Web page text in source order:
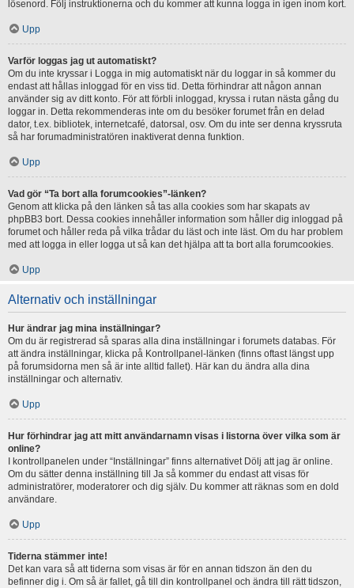
lösenord. Följ instruktionerna och du kommer att kunna logga in igen inom kort.
Upp
Varför loggas jag ut automatiskt?
Om du inte kryssar i Logga in mig automatiskt när du loggar in så kommer du
endast att hållas inloggad för en viss tid. Detta förhindrar att någon annan
använder sig av ditt konto. För att förbli inloggad, kryssa i rutan nästa gång du
loggar in. Detta rekommenderas inte om du besöker forumet från en delad
dator, t.ex. bibliotek, internetcafé, datorsal, osv. Om du inte ser denna kryssruta
så har forumadministratören inaktiverat denna funktion.
Upp
Vad gör “Ta bort alla forumcookies”-länken?
Genom att klicka på den länken så tas alla cookies som har skapats av
phpBB3 bort. Dessa cookies innehåller information som håller dig inloggad på
forumet och håller reda på vilka trådar du läst och inte läst. Om du har problem
med att logga in eller logga ut så kan det hjälpa att ta bort alla forumcookies.
Upp
Alternativ och inställningar
Hur ändrar jag mina inställningar?
Om du är registrerad så sparas alla dina inställningar i forumets databas. För
att ändra inställningar, klicka på Kontrollpanel-länken (finns oftast längst upp
på forumsidorna men så är inte alltid fallet). Här kan du ändra alla dina
inställningar och alternativ.
Upp
Hur förhindrar jag att mitt användarnamn visas i listorna över vilka som är
online?
I kontrollpanelen under “Inställningar” finns alternativet Dölj att jag är online.
Om du sätter denna inställning till Ja så kommer du endast att visas för
administratörer, moderatorer och dig själv. Du kommer att räknas som en dold
användare.
Upp
Tiderna stämmer inte!
Det kan vara så att tiderna som visas är för en annan tidszon än den du
befinner dig i. Om så är fallet, gå till din kontrollpanel och ändra till rätt tidszon,